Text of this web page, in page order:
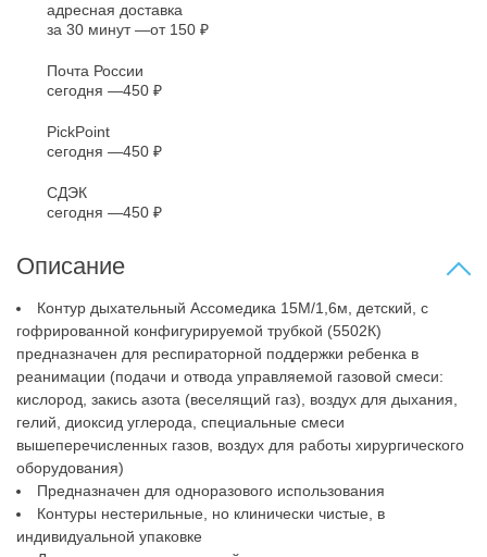
адресная доставка
за 30 минут
от 150 ₽
Почта России
сегодня
450 ₽
PickPoint
сегодня
450 ₽
СДЭК
сегодня
450 ₽
Описание
Контур дыхательный Ассомедика 15М/1,6м, детский, с
гофрированной конфигурируемой трубкой (5502К)
предназначен для респираторной поддержки ребенка в
реанимации (подачи и отвода управляемой газовой смеси:
кислород, закись азота (веселящий газ), воздух для дыхания,
гелий, диоксид углерода, специальные смеси
вышеперечисленных газов, воздух для работы хирургического
оборудования)
Предназначен для одноразового использования
Контуры нестерильные, но клинически чистые, в
индивидуальной упаковке